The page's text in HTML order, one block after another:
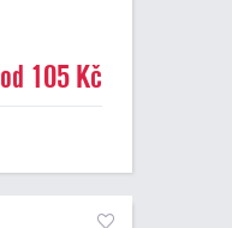
od 105 Kč